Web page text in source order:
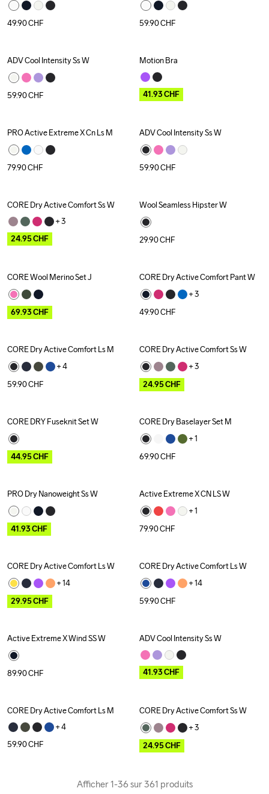
49.90CHF 59.90CHF
ADV Cool Intensity Ss W
59.90CHF
Outlet
Motion Bra
41.93CHF
PRO Active Extreme X Cn Ls M
79.90CHF
ADV Cool Intensity Ss W
59.90CHF
Outlet
CORE Dry Active Comfort Ss W
+ 3
24.95CHF
Wool Seamless Hipster W
29.90CHF
Outlet
CORE Wool Merino Set J
69.93CHF
CORE Dry Active Comfort Pant W
+ 3
49.90CHF
CORE Dry Active Comfort Ls M
+ 4
59.90CHF
Outlet
CORE Dry Active Comfort Ss W
+ 3
24.95CHF
Outlet
CORE DRY Fuseknit Set W
44.95CHF
CORE Dry Baselayer Set M
+ 1
69.90CHF
Outlet
PRO Dry Nanoweight Ss W
41.93CHF
Active Extreme X CN LS W
+ 1
79.90CHF
Outlet
CORE Dry Active Comfort Ls W
+ 14
29.95CHF
CORE Dry Active Comfort Ls W
+ 14
59.90CHF
Recycled
Active Extreme X Wind SS W
89.90CHF
Outlet
ADV Cool Intensity Ss W
41.93CHF
CORE Dry Active Comfort Ls M
+ 4
59.90CHF
Outlet
CORE Dry Active Comfort Ss W
+ 3
24.95CHF
Afficher 1-36 sur 361 produits